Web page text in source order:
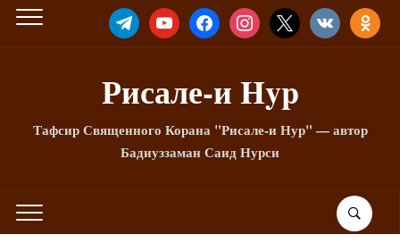
TELEGRAMYOUTUBEFACEBOOKINSTAGRAM
X VKONTAKTE
Рисале-и Hyp
Тафсир Священного Корана "Рисале-и Нур" — автор
Бадиуззаман Саид Нурси